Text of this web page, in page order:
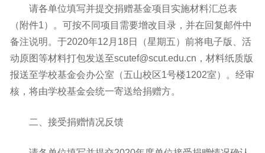
请各单位填写并提交捐赠基金项目实施材料汇总表
（附件1）。可按不同项目需要增改目录，并在回复邮件中
备注说明。于2020年12月18日（星期五）前将电子版、活
动原图等材料打包发送至scutef@scut.edu.cn，材料纸质版
报送至学校基金会办公室（五山校区1号楼1202室）。经审
核，将由学校基金会统一寄送给捐赠方。
二、接受捐赠情况反馈